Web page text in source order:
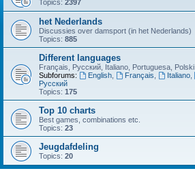
Topics: 2397
het Nederlands
Discussies over damsport (in het Nederlands)
Topics: 885
Different languages
Français, Русский, Italiano, Portuguesa, Polski
Subforums:
English, Français Italiano,
Русский
Topics: 175
Top 10 charts
Best games, combinations etc.
Topics: 23
Jeugdafdeling
Topics: 20